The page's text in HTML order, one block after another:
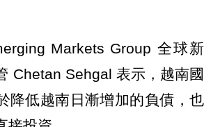
Markets Group 全球新
Chetan Sehgal 表示，越南國
降低越南日漸增加的負債，也